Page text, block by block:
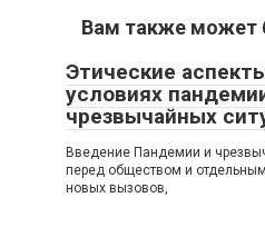
Вам также может
Этические
условиях
чрезвычайных
Введение Пандемии и
перед обществом и
новых вызовов,